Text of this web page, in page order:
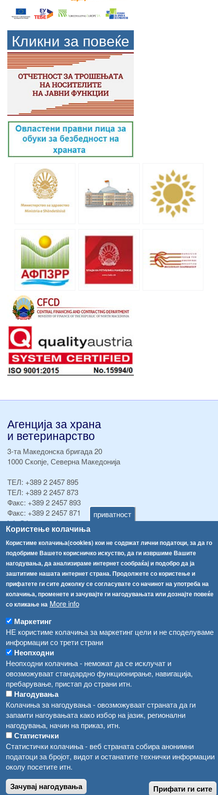
приватност
Користење колачиња
Користиме колачиња(cookies) кои не содржат лични податоци, за да го
подобриме Вашето корисничко искуство, да ги извршиме Вашите
нагодувања, да анализираме интернет сообраќај и подобро да ја
заштитиме нашата интернет страна. Продолжете со користење и
прифатете ги сите доколку се согласувате со начинот на употреба на
колачиња, променете и зачувајте ги нагодувањата или дознајте повеќе
со кликање на More info
Маркетинг
НЕ користиме колачиња за маркетинг цели и не споделуваме
информации со трети страни
Неопходни
Неопходни колачиња - неможат да се исклучат и
овозможуваат стандардно функционирање, навигација,
пребарување, пристап до страни итн.
Нагодувања
Колачиња за нагодувања - овозможуваат страната да ги
запамти нагоувањата како избор на јазик, регионални
нагодувања, начин на приказ, итн.
Статистички
Статистички колачиња - веб страната собира анонимни
податоци за бројот, видот и останатите технички информации
околу посетите итн.
Зачувај нагодувања Прифати ги сите
Кликни за повеќе
Агенција за храна
и ветеринарство
3-та Македонска бригада 20
1000 Скопје, Северна Македонија
ТЕЛ: +389 2 2457 895
ТЕЛ: +389 2 2457 873
Факс: +389 2 2457 893
Факс: +389 2 2457 871
info@fva.gov.mk
[АХВ-претходна страна]
Соопштенија
Република Бугарија ги засили официјалните контроли при увоз на свежо овошје и зеленчук
Високите температури ризик од труење со храна, опасни се и за животните
Водата во Гостивар може да се користи како техничка, продолжува испораката на флаширана вода
Во Гостивар спроведени 70 вонредни контроли
Забраната за водата во Гостивар останува на сила, операторите да користат само технички безбедна вода
Навигација
Архива
Регистри
Обрасци
Огласи